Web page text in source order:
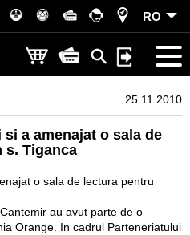
RO
25.11.2010
a amenajat o sala de
s. Tiganca
o sala de lectura pentru
au avut parte de o
Orange. In cadrul Parteneriatului